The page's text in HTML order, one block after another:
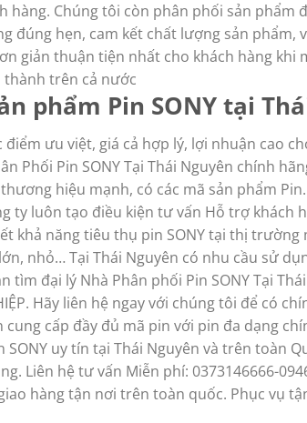
hàng. Chúng tôi còn phân phối sản phẩm
đúng hẹn, cam kết chất lượng sản
giản thuận tiện nhất cho khách hàng khi
thành trên cả nước
phẩm Pin SONY tại
điểm ưu việt, giá cả hợp lý, lợi nhuận cao
Phối Pin SONY Tại Thái Nguyên chính
thương hiệu mạnh, có các mã sản phẩm
ty luôn tạo điều kiện tư vấn Hỗ trợ khách
khả năng tiêu thụ pin SONY tại thị
nhỏ… Tại Thái Nguyên có nhu cầu sử
tìm đại lý Nhà Phân phối Pin SONY Tại
Hãy liên hệ ngay với chúng tôi để có
cung cấp đầy đủ mã pin với pin đa dạng
SONY uy tín tại Thái Nguyên và trên toàn
Liên hệ tư vấn Miễn phí: 0373146666-
hàng tận nơi trên toàn quốc. Phục vụ